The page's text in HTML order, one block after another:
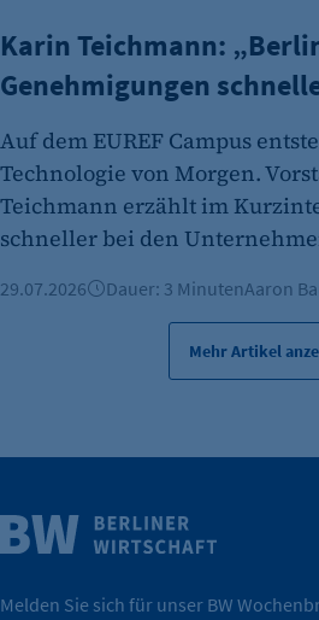
Scrolltiefe gemessen wird.
Cookie Laufzeit:
24 Std.
Wirtschaft.
Weitere Infos
Karin Teichmann:
Genehmigungen
Auf dem EUREF Campus
Technologie von Morgen.
Teichmann erzählt im
schneller bei den
29.07.2026 Dauer: 3 MinutenAaron
Mehr Artikel
Melden Sie sich für unser BW